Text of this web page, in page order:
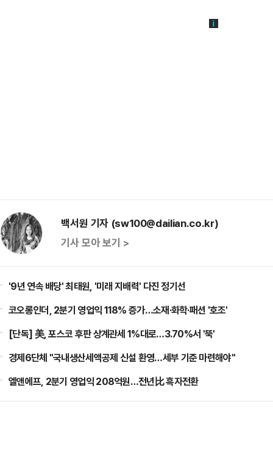
백서원 기자 (sw100@dailian.co.kr)
기사 모아 보기 >
'9년 연속 배당' 최태원, '미래 지배력' 다진 정기선
코오롱인더, 2분기 영업익 118% 증가…소재·화학·패션 '호조'
[단독] 美, 포스코 후판 상계관세 1%대로…3.70%서 '뚝'
경제6단체 "국내생산세액공제 신설 환영…세부 기준 마련해야"
엘앤에프, 2분기 영업익 208억원…전년比 흑자전환